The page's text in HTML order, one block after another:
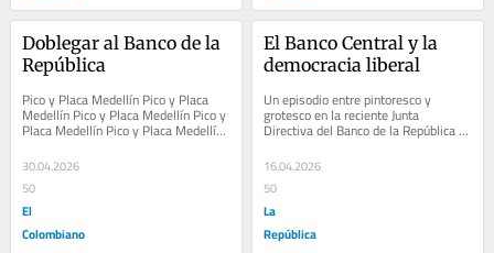
Doblegar al Banco de la
República
Pico y Placa Medellín Pico y Placa
Medellín Pico y Placa Medellín Pico y
Placa Medellín Pico y Placa Medellín
Pico y Placa Medellín Pico y Placa...
30.04.2026
50
El
Colombiano
El Banco Central y la
democracia liberal
Un episodio entre pintoresco y
grotesco en la reciente Junta
Directiva del Banco de la República
ha servido de señal de alarma de una
amenaza a las...
16.04.2026
50
La
República